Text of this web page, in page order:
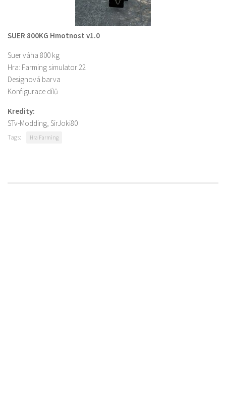
SUER 800KG Hmotnost v1.0
Suer váha 800 kg
Hra: Farming simulator 22
Designová barva
Konfigurace dílů
Kredity:
STv-Modding, SirJoki80
Tags: Hra Farming